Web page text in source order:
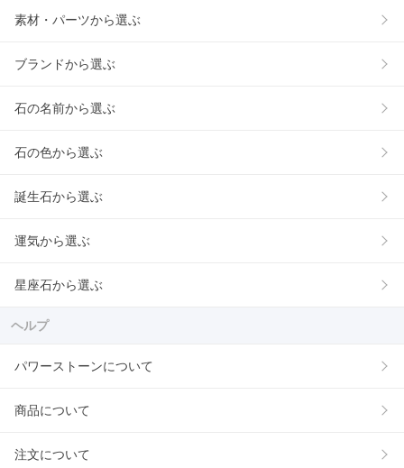
素材・パーツから選ぶ
ブランドから選ぶ
石の名前から選ぶ
石の色から選ぶ
誕生石から選ぶ
運気から選ぶ
星座石から選ぶ
ヘルプ
パワーストーンについて
商品について
注文について